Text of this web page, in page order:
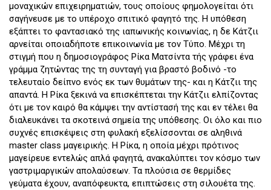
μοναχικών επιχειρηματιών, τους οποίους φημολογείται ότι
σαγήνευσε με το υπέροχο σπιτικό φαγητό της. Η υπόθεση
εξάπτει το φαντασιακό της ιαπωνικής κοινωνίας, η δε Κάτζιι
αρνείται οποιαδήποτε επικοινωνία με τον Τύπο. Μέχρι τη
στιγμή που η δημοσιογράφος Ρίκα Ματσίντα τής γράφει ένα
γράμμα ζητώντας της τη συνταγή για βραστό βοδινό -το
τελευταίο δείπνο ενός εκ των θυμάτων της- και η Κάτζιι της
απαντά. Η Ρίκα ξεκινά να επισκέπτεται την Κάτζιι ελπίζοντας
ότι με τον καιρό θα κάμψει την αντίστασή της και εν τέλει θα
διαλευκάνει τα σκοτεινά σημεία της υπόθεσης. Οι όλο και πιο
συχνές επισκέψεις στη φυλακή εξελίσσονται σε αληθινά
master class μαγειρικής. Η Ρίκα, η οποία μέχρι πρότινος
μαγείρευε εντελώς απλά φαγητά, ανακαλύπτει τον κόσμο των
γαστριμαργικών απολαύσεων. Τα πλούσια σε θερμίδες
γεύματα έχουν, αναπόφευκτα, επιπτώσεις στη σιλουέτα της.